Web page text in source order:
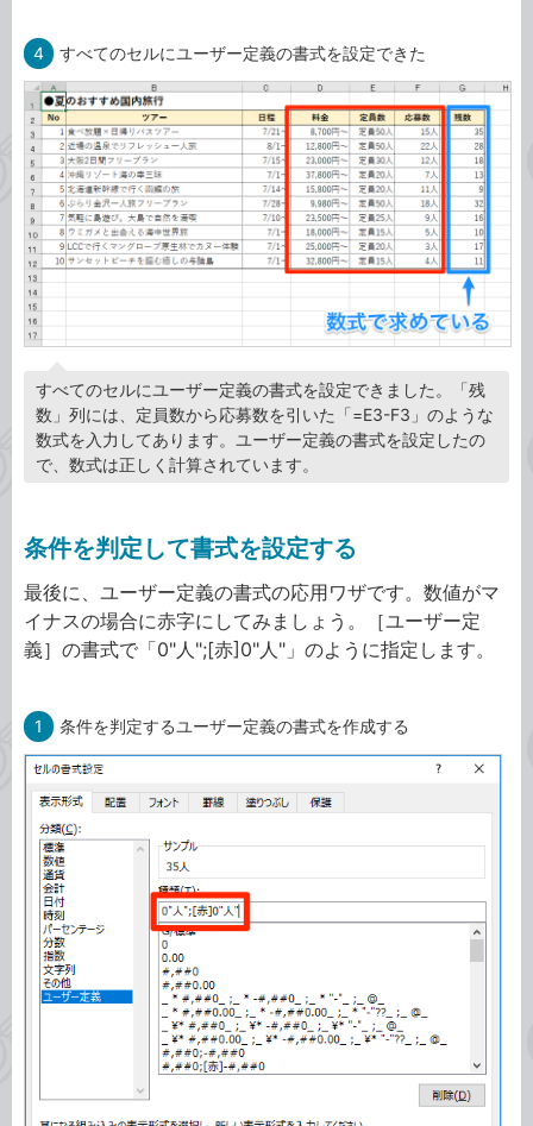
4 すべてのセルにユーザー定義の書式を設定できた
すべてのセルにユーザー定義の書式を設定できました。「残
数」列には、定員数から応募数を引いた「=E3-F3」のような
数式を入力してあります。ユーザー定義の書式を設定したの
で、数式は正しく計算されています。
条件を判定して書式を設定する
最後に、ユーザー定義の書式の応用ワザです。数値がマ
イナスの場合に赤字にしてみましょう。［ユーザー定
義］の書式で「0"人";[赤]0"人"」のように指定します。
1 条件を判定するユーザー定義の書式を作成する